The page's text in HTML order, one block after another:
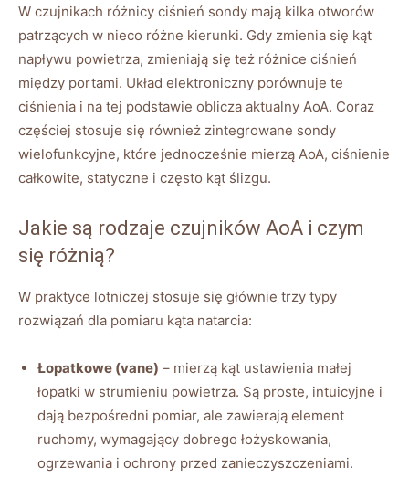
W czujnikach różnicy ciśnień sondy mają kilka otworów
patrzących w nieco różne kierunki. Gdy zmienia się kąt
napływu powietrza, zmieniają się też różnice ciśnień
między portami. Układ elektroniczny porównuje te
ciśnienia i na tej podstawie oblicza aktualny AoA. Coraz
częściej stosuje się również zintegrowane sondy
wielofunkcyjne, które jednocześnie mierzą AoA, ciśnienie
całkowite, statyczne i często kąt ślizgu.
Jakie są rodzaje czujników AoA i czym
się różnią?
W praktyce lotniczej stosuje się głównie trzy typy
rozwiązań dla pomiaru kąta natarcia:
Łopatkowe (vane) – mierzą kąt ustawienia małej
łopatki w strumieniu powietrza. Są proste, intuicyjne i
dają bezpośredni pomiar, ale zawierają element
ruchomy, wymagający dobrego łożyskowania,
ogrzewania i ochrony przed zanieczyszczeniami.